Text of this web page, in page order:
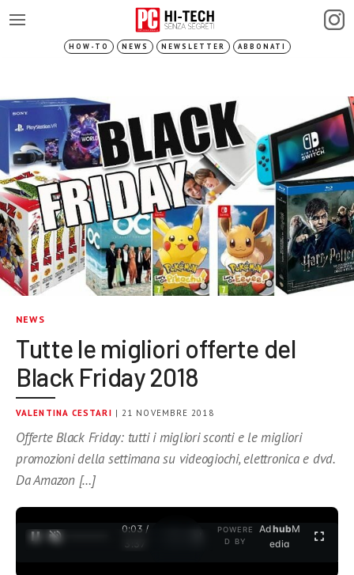
HOW-TO NEWS NEWSLETTER ABBONATI
NEWS
Tutte le migliori offerte del
Black Friday 2018
VALENTINA CESTARI | 21 NOVEMBRE 2018
Offerte Black Friday: tutti i migliori sconti e le migliori
promozioni della settimana su videogiochi, elettronica e dvd.
Da Amazon […]
0:04 /
3:37
POWERE
D BY
AdhubM
edia